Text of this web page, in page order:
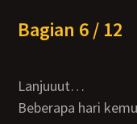
Bagian 6 / 12
Lanjuuut…
Beberapa hari kemudian tante M nge-wa kasih tau